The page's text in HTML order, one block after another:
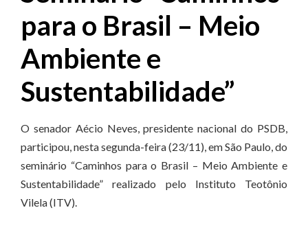
para o Brasil – Meio
Ambiente e
Sustentabilidade”
O senador Aécio Neves, presidente nacional do PSDB,
participou, nesta segunda-feira (23/11), em São Paulo, do
seminário “Caminhos para o Brasil – Meio Ambiente e
Sustentabilidade” realizado pelo Instituto Teotônio
Vilela (ITV).